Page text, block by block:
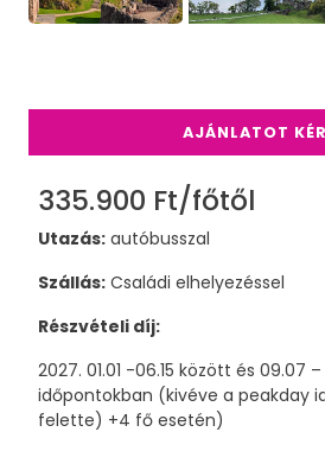
AJÁNLATOT
335.900 Ft/főtől
Utazás: autóbusszal
Szállás: Családi elhelyezéssel
Részvételi díj:
2027. 01.01 -06.15 között és 09.07 –
időpontokban (kivéve a peakday
felette) +4 fő esetén)